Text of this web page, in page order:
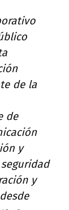
de la
de
y
y